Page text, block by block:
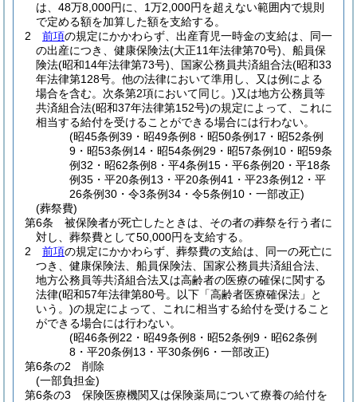
は、48万8,000円に、1万2,000円を超えない範囲内で規則
で定める額を加算した額を支給する。
2
前項の規定にかかわらず、出産育児一時金の支給は、同一
の出産につき、健康保険法(大正11年法律第70号) 、船員保
険法(昭和14年法律第73号) 、国家公務員共済組合法(昭和33
年法律第128号。他の法律において準用し、又は例による
場合を含む。次条第2項において同じ。)又は地方公務員等
共済組合法(昭和37年法律第152号)の規定によって、これに
相当する給付を受けることができる場合には行わない。
(昭45条例39・昭49条例8・昭50条例17・昭52条例
9・昭53条例14・昭54条例29・昭57条例10・昭59条
例32・昭62条例8・平4条例15・平6条例20・平18条
例35・平20条例13・平20条例41・平23条例12・平
26条例30・令3条例34・令5条例10・一部改正)
(葬祭費)
第6条
被保険者が死亡したときは、その者の葬祭を行う者に
対し、葬祭費として50,000円を支給する。
2
前項の規定にかかわらず、葬祭費の支給は、同一の死亡に
つき、健康保険法、船員保険法、国家公務員共済組合法、
地方公務員等共済組合法又は高齢者の医療の確保に関する
法律(昭和57年法律第80号。以下「高齢者医療確保法」と
いう。)の規定によって、これに相当する給付を受けること
ができる場合には行わない。
(昭46条例22・昭49条例8・昭52条例9・昭62条例
8・平20条例13・平30条例6・一部改正)
第6条の2
削除
(一部負担金)
第6条の3
保険医療機関又は保険薬局について療養の給付を